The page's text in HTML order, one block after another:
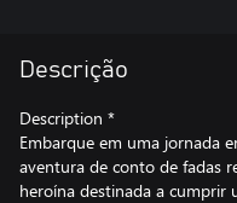
Descrição
Description *
Embarque em uma jornada
aventura de conto de fadas
heroína destinada a cumprir